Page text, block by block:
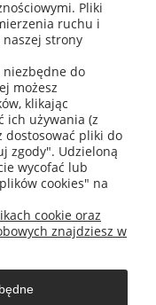
Pliki
ruchu i
strony
niezbędne do
możesz
klikając
ich używania (z
dostosować pliki do
zgody". Udzieloną
wycofać lub
cookies" na
cookie oraz
znajdziesz w